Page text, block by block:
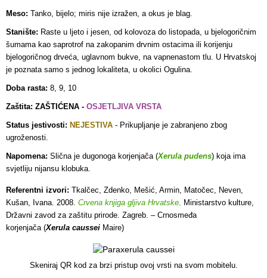
Meso: Tanko, bijelo; miris nije izražen, a okus je blag.
Stanište: Raste u ljeto i jesen, od kolovoza do listopada, u bjelogoričnim
šumama kao saprotrof na zakopanim drvnim ostacima ili korijenju
bjelogoričnog drveća, uglavnom bukve, na vapnenastom tlu. U Hrvatskoj
je poznata samo s jednog lokaliteta, u okolici Ogulina.
Doba rasta: 8, 9, 10
Zaštita: ZAŠTIĆENA - OSJETLJIVA VRSTA
Status jestivosti: NEJESTIVA - Prikupljanje je zabranjeno zbog
ugroženosti.
Napomena: Slična je dugonoga korjenjača (Xerula pudens) koja ima
svjetliju nijansu klobuka.
Referentni izvori: Tkalčec, Zdenko, Mešić, Armin, Matočec, Neven,
Kušan, Ivana. 2008. Crvena knjiga gljiva Hrvatske. Ministarstvo kulture,
Državni zavod za zaštitu prirode. Zagreb. – Crnosmeđa
korjenjača (Xerula caussei Maire)
Skeniraj QR kod za brzi pristup ovoj vrsti na svom mobitelu.